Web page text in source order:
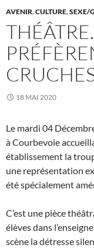
AVENIR,CULTURE,SEXE/
18 MAI 2020
Le mardi 04
à Courbevoie
établissement la
une représentation
été spécialement
C’est une pièce
élèves dans
scène la détresse